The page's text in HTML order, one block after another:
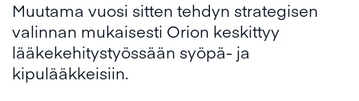
Muutama vuosi sitten tehdyn strategisen
valinnan mukaisesti Orion keskittyy
lääkekehitystyössään syöpä- ja
kipulääkkeisiin.